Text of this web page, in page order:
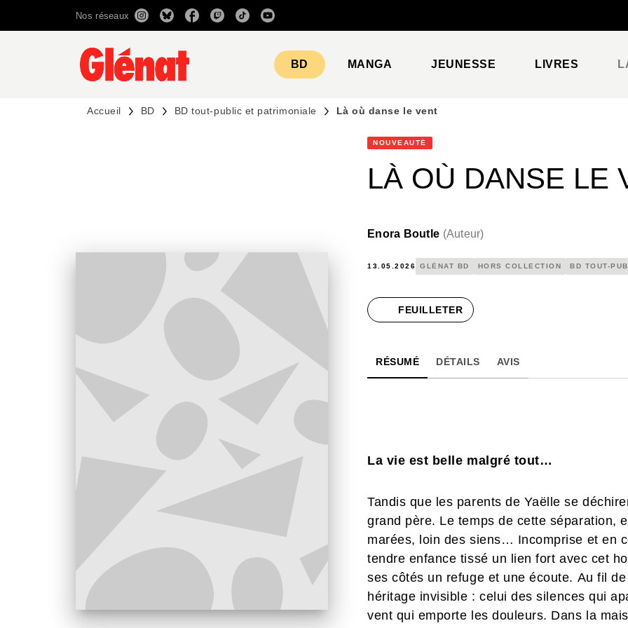
RECHERCHE CONTENU
Nos réseaux
BD MANGA JEUNESSE LIVRES
Accueil BD BD tout-public et patrimoniale Là où danse le vent
NOUVEAUTÉ
LÀ OÙ DANSE LE
Enora Boutle (Auteur)
13.05.2026 GLÉNAT BD HORS COLLECTION BD TOUT-
FEUILLETER
RÉSUMÉ DÉTAILS AVIS
La vie est belle malgré tout…
Tandis que les parents de Yaëlle se
grand père. Le temps de cette séparation,
marées, loin des siens… Incomprise et en
tendre enfance tissé un lien fort avec cet
ses côtés un refuge et une écoute. Au fil
héritage invisible : celui des silences qui
vent qui emporte les douleurs. Dans la